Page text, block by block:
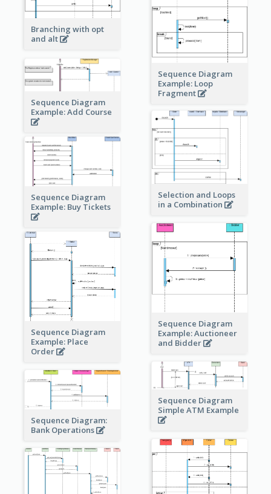
Branching with opt
and alt
Sequence Diagram
Example: Loop
Fragment
Sequence Diagram
Example: Add Course
Selection and Loops
in a Combination
Sequence Diagram
Example: Buy Tickets
Sequence Diagram
Example: Auctioneer
and Bidder
Sequence Diagram
Example: Place
Order
Sequence Diagram
Simple ATM Example
Sequence Diagram:
Bank Operations